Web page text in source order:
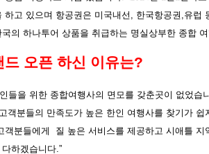
하고 있으며 항공권은 미국내선 , 한국항공권 ,유럽
국의 하나투어 상품을 취급하는 명실상부한 종합
드 오픈 하신 이유는?
들을 위한 종합여행사의 면모를 갖춘곳이 없었습
고객분들의 만족도가 높은 한인 여행사를 찾기가 쉽
객분들에게 질 높은 서비스를 제공하고 시애틀 지
다하겠습니다.”